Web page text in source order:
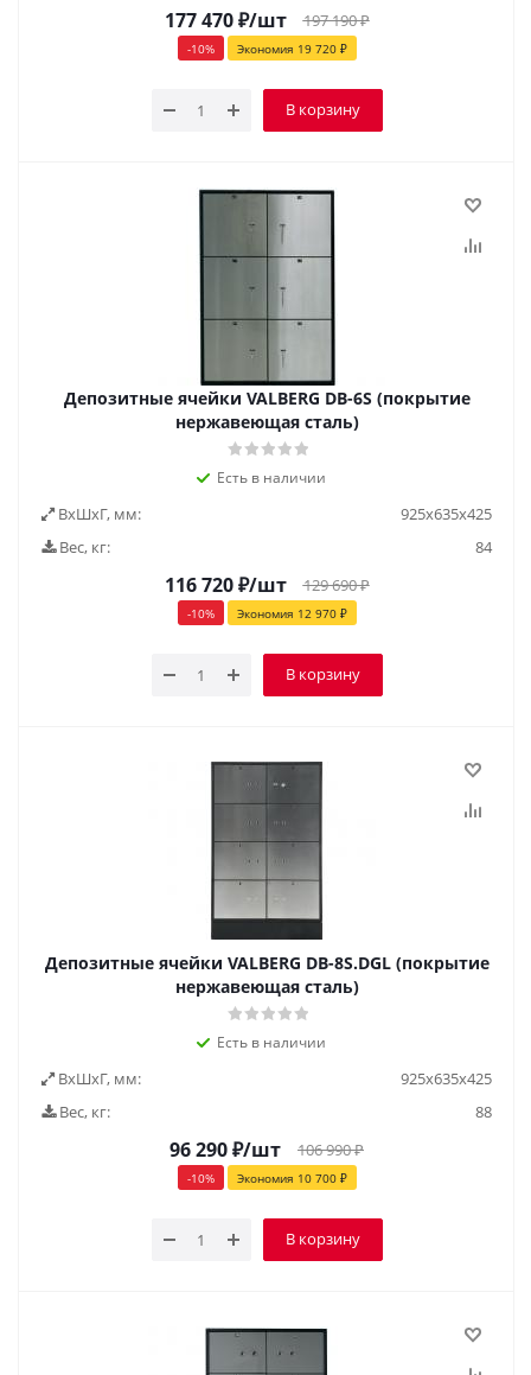
177 470₽/шт 197 190₽
-10% Экономия 19 720₽
В корзину
Депозитные ячейки VALBERG DB-6S (покрытие
нержавеющая сталь)
Есть в наличии
ВxШxГ, мм:
925х635х425
Вес, кг:
84
116 720₽/шт 129 690₽
-10% Экономия 12 970₽
В корзину
Депозитные ячейки VALBERG DB-8S.DGL (покрытие
нержавеющая сталь)
Есть в наличии
ВxШxГ, мм:
925х635х425
Вес, кг:
88
96 290₽/шт 106 990₽
-10% Экономия 10 700₽
В корзину